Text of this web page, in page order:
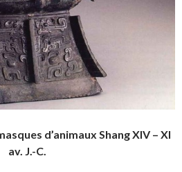
d’animaux Shang XIV – XI
av. J.-C.